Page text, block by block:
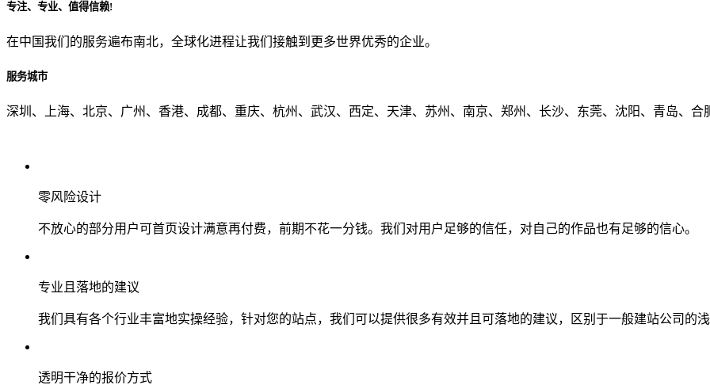
从哪里了解到我们？
专注、专业、值得信赖!
在中国我们的服务遍布南北，全球化进程让我们接触到更多世界优秀的企业。
服务城市
深圳、上海、北京、广州、香港、成都、重庆、杭州、武汉、西定、天津、苏州、南京、郑州、长沙、东莞、沈阳、青岛、合
零风险设计
不放心的部分用户可首页设计满意再付费，前期不花一分钱。我们对用户足够的信任，对自己的作品也有足够的信心。
专业且落地的建议
我们具有各个行业丰富地实操经验，针对您的站点，我们可以提供很多有效并且可落地的建议，区别于一般建站公司的
透明干净的报价方式